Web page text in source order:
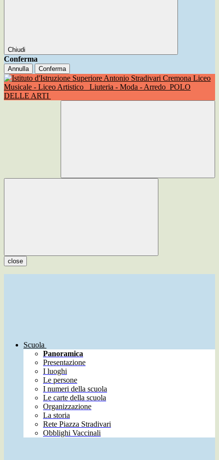
Chiudi
Conferma
Annulla Conferma
Liceo
Musicale - Liceo Artistico
Liuteria - Moda - Arredo POLO
DELLE ARTI
close
Scuola
Panoramica
Presentazione
I luoghi
Le persone
I numeri della scuola
Le carte della scuola
Organizzazione
La storia
Rete Piazza Stradivari
Obblighi Vaccinali